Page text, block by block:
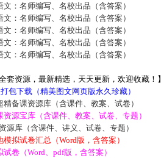
：名师编写、名校出品（含答案）
：名师编写、名校出品（含答案）
：名师编写、名校出品（含答案）
：名师编写、名校出品（含答案）
：名师编写、名校出品（含答案）
套资源，最新精选，天天更新，欢迎收藏！】
包下载（精美图文网页版永久珍藏）
备课资源库（含课件、教案、试卷）
源宝库（含课件、教案、试卷、专题）
源库（含课件、讲义、试卷、专题）
拟试卷汇总（Word版，含答案）
卷（Word、pdf版，含答案）